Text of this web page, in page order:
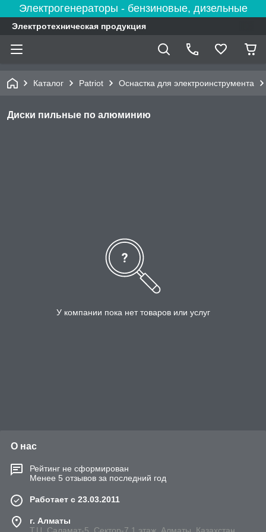
Электрогенераторы - бензиновые, дизельные
Электротехническая продукция
Каталог Patriot Оснастка для электроинструмента
Диски пильные по алюминию
У компании пока нет товаров или услуг
О нас
Рейтинг не сформирован
Менее 5 отзывов за последний год
Работает с 23.03.2011
г. Алматы